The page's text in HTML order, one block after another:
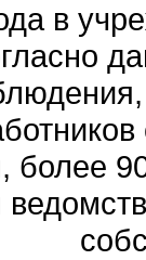
в
более